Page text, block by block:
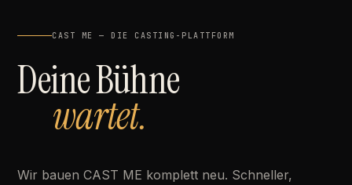
CAST ME — DIE CASTING-PLATTFORM
Deine Bühne
wartet.
Wir bauen CAST ME komplett neu. Schneller,